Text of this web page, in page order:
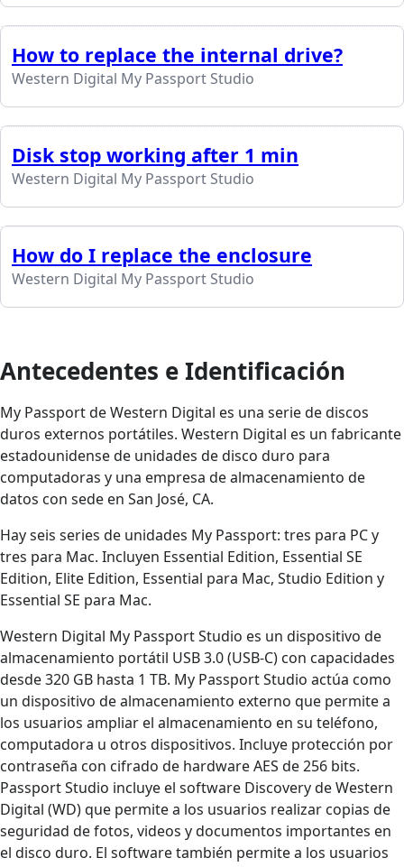
How to replace the internal drive?
Western Digital My Passport Studio
Disk stop working after 1 min
Western Digital My Passport Studio
How do I replace the enclosure
Western Digital My Passport Studio
Antecedentes e Identificación
My Passport de Western Digital es una serie de discos
duros externos portátiles. Western Digital es un fabricante
estadounidense de unidades de disco duro para
computadoras y una empresa de almacenamiento de
datos con sede en San José, CA.
Hay seis series de unidades My Passport: tres para PC y
tres para Mac. Incluyen Essential Edition, Essential SE
Edition, Elite Edition, Essential para Mac, Studio Edition y
Essential SE para Mac.
Western Digital My Passport Studio es un dispositivo de
almacenamiento portátil USB 3.0 (USB-C) con capacidades
desde 320 GB hasta 1 TB. My Passport Studio actúa como
un dispositivo de almacenamiento externo que permite a
los usuarios ampliar el almacenamiento en su teléfono,
computadora u otros dispositivos. Incluye protección por
contraseña con cifrado de hardware AES de 256 bits.
Passport Studio incluye el software Discovery de Western
Digital (WD) que permite a los usuarios realizar copias de
seguridad de fotos, videos y documentos importantes en
el disco duro. El software también permite a los usuarios